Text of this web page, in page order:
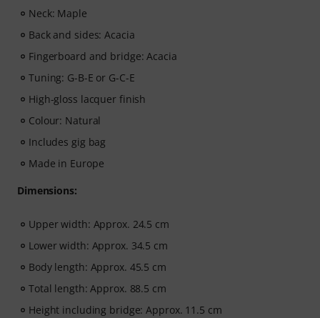
Neck: Maple
Back and sides: Acacia
Fingerboard and bridge: Acacia
Tuning: G-B-E or G-C-E
High-gloss lacquer finish
Colour: Natural
Includes gig bag
Made in Europe
Dimensions:
Upper width: Approx. 24.5 cm
Lower width: Approx. 34.5 cm
Body length: Approx. 45.5 cm
Total length: Approx. 88.5 cm
Height including bridge: Approx. 11.5 cm